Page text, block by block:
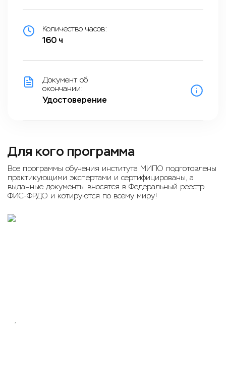
Количество часов:
160 ч
Документ об
окончании:
Удостоверение
Для кого программа
Все программы обучения института МИПО подготовлены
практикующими экспертами и сертифицированы, а
выданные документы вносятся в Федеральный реестр
ФИС-ФРДО и котируются по всему миру!